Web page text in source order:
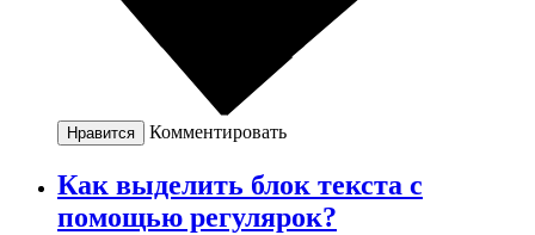
Нравится Комментировать
Как выделить блок текста с
помощью регулярок?